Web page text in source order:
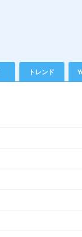
トレンド